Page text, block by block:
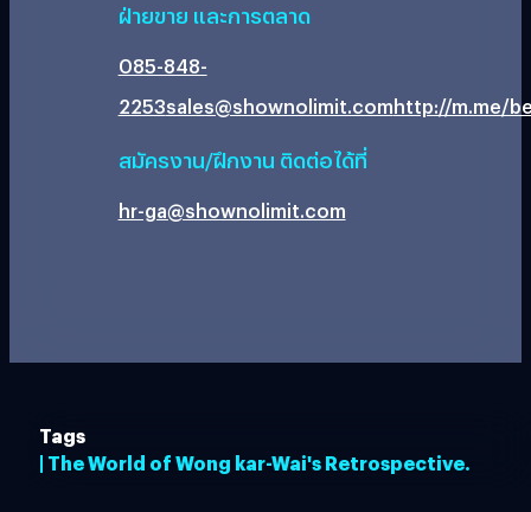
ฝ่ายขาย และการตลาด
085-848-
2253sales@shownolimit.comhttp://m.me/
สมัครงาน/ฝึกงาน ติดต่อได้ที่
hr-ga@shownolimit.com
Tags
| The World of Wong kar-Wai's Retrospective.